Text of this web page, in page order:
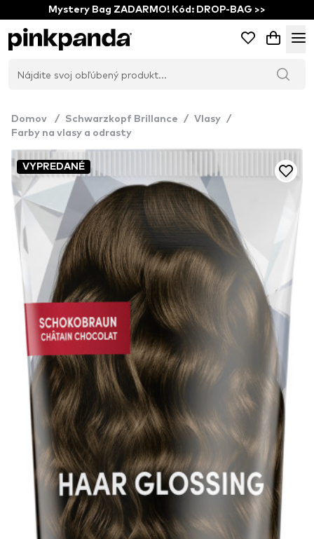
Mystery Bag ZADARMO! Kód: DROP-BAG >>
Domov / Schwarzkopf Brillance / Vlasy /
Farby na vlasy a odrasty
VYPREDANÉ